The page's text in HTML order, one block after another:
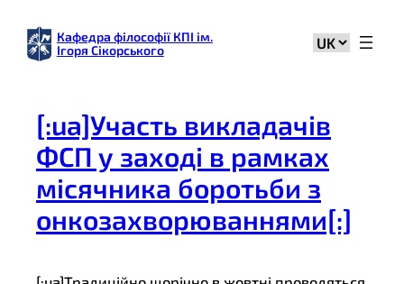
вмісту
Кафедра філософії КПІ ім.
Ігоря Сікорського
Вибрати
[:ua]Участь викладачів
ФСП у заході в рамках
місячника боротьби з
онкозахворюваннями[:]